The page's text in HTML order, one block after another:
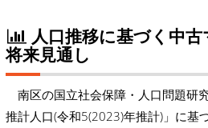
人口推移に基づく中
将来見通し
南区の国立社会保障・人口問題研
推計人口(令和5(2023)年推計)」に基